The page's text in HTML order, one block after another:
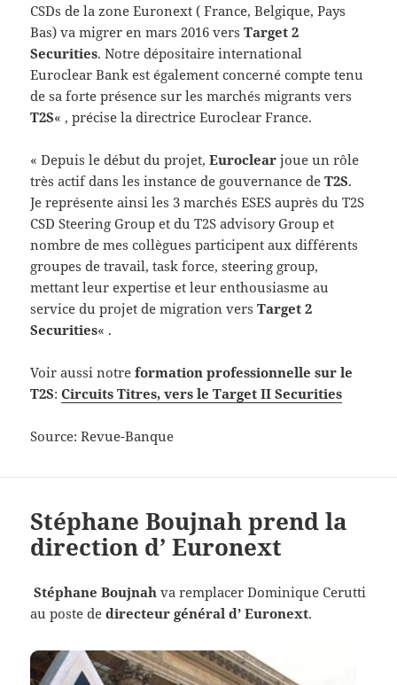
CSDs de la zone Euronext ( France, Belgique, Pays
Bas) va migrer en mars 2016 versTarget 2
Securities. Notre dépositaire international
Euroclear Bank est également concerné compte tenu
de sa forte présence sur les marchés migrants vers
T2S« , précise la directrice Euroclear France.
« Depuis le début du projet,Euroclear joue un rôle
très actif dans les instance de gouvernance deT2S.
Je représente ainsi les 3 marchés ESES auprès du T2S
CSD Steering Group et du T2S advisory Group et
nombre de mes collègues participent aux différents
groupes de travail, task force, steering group,
mettant leur expertise et leur enthousiasme au
service du projet de migration versTarget 2
Securities« .
Voir aussi notreformation professionnelle sur le
T2S:Circuits Titres, vers le Target II Securities
Source: Revue-Banque
Stéphane Boujnah prend la
direction d’ Euronext
Stéphane Boujnah va remplacer Dominique Cerutti
au poste dedirecteur général d’ Euronext.